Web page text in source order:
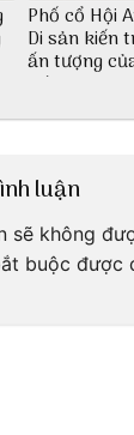
Phố cổ Hội
Di sản kiến
ấn tượng
giới
luận
sẽ không
buộc được